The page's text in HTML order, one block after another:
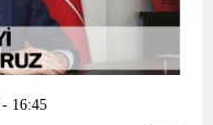
- 16:45